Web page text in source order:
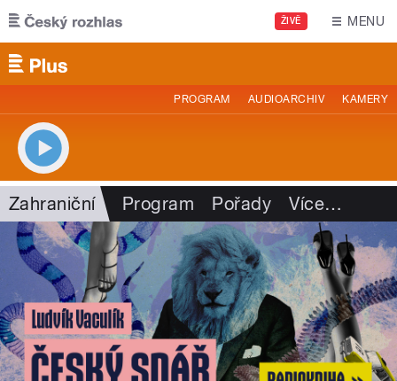
Přejít k hlavnímu obsahu
ŽIVĚ MENU
PROGRAM AUDIOARCHIV KAMERY
Zahraniční Program Pořady Více…